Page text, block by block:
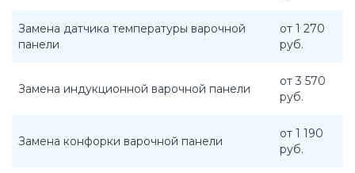
Замена датчика температуры варочной
панели
от 1 270
руб.
Замена индукционной варочной панели
от 3 570
руб.
Замена конфорки варочной панели
от 1 190
руб.